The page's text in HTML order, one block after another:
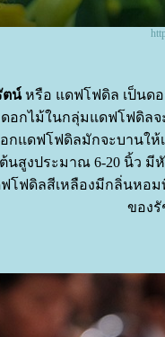
ตน์หรือ แดฟโฟดิล เป็นดอ
อกไม้ในกลุ่มแดฟโฟดิล
อกแดฟโฟดิลมักจะบานใ
นสูงประมาณ 6-20 นิ้ว มี
ฟดิลสีเหลืองมีกลิ่นหอม
ของ